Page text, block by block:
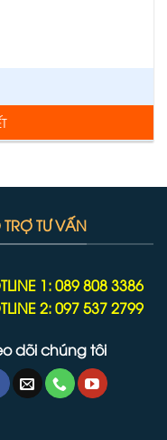
TƯ VẤN
1: 089 808 3386
2: 097 537 2799
dõi chúng tôi